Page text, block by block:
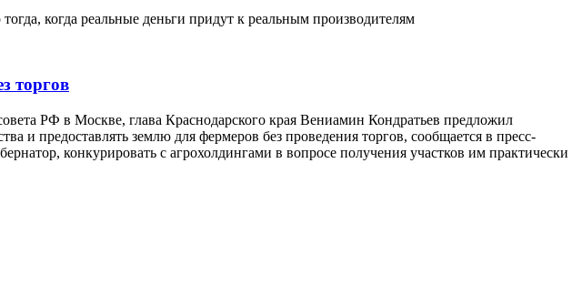
когда реальные деньги придут к реальным производителям
торгов
РФ в Москве, глава Краснодарского края Вениамин Кондратьев предложил
и предоставлять землю для фермеров без проведения торгов, сообщается в пресс-
конкурировать с агрохолдингами в вопросе получения участков им практически